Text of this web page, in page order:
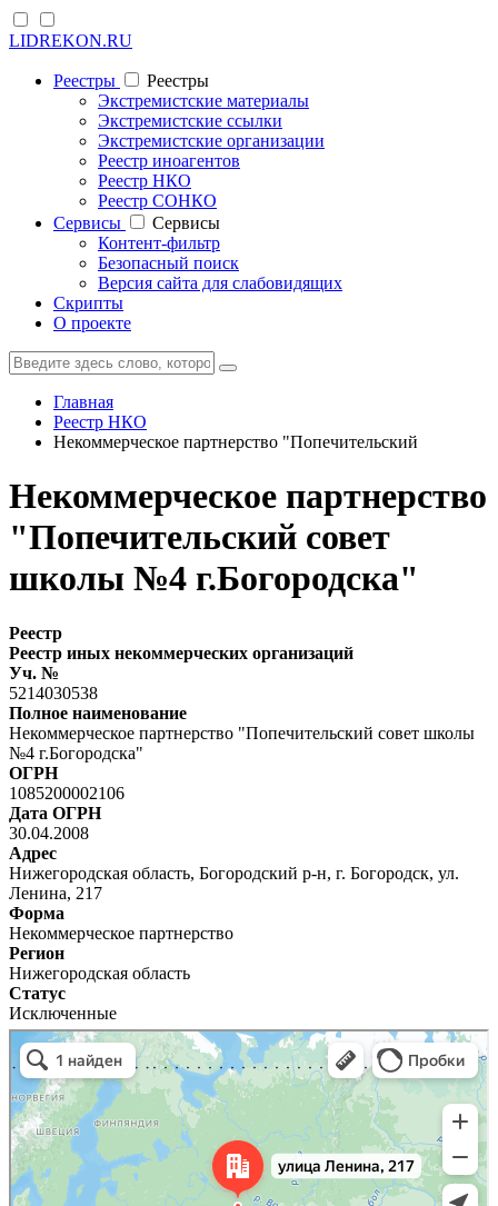
LIDREKON.RU
Реестры
Реестры
Экстремистские материалы
Экстремистские ссылки
Экстремистские организации
Реестр иноагентов
Реестр НКО
Реестр СОНКО
Cервисы
Cервисы
Контент-фильтр
Безопасный поиск
Версия сайта для слабовидящих
Скрипты
О проекте
Главная
Реестр НКО
Некоммерческое партнерство "Попечительский
Некоммерческое партнерство
"Попечительский совет
школы №4 г.Богородска"
Реестр
Реестр иных некоммерческих организаций
Уч. №
5214030538
Полное наименование
Некоммерческое партнерство "Попечительский совет школы
№4 г.Богородска"
ОГРН
1085200002106
Дата ОГРН
30.04.2008
Адрес
Нижегородская область, Богородский р-н, г. Богородск, ул.
Ленина, 217
Форма
Некоммерческое партнерство
Регион
Нижегородская область
Статус
Исключенные